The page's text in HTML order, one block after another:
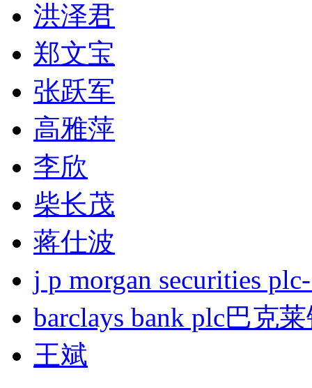
洪泽君
郑文宝
张跃军
高雅萍
李欣
柴长茂
蒋仕波
j p morgan securities
barclays bank plc巴克
王斌